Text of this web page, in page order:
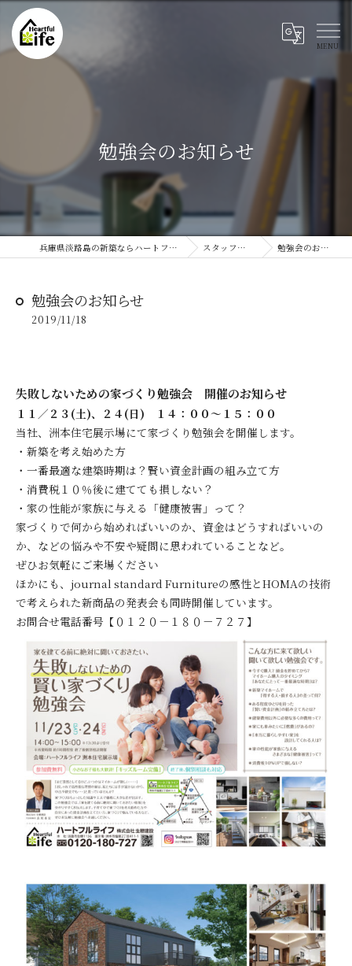
勉強会のお知らせ
兵庫県淡路島の新築ならハートフルライフ スタッフブログ 勉強会のお知らせ
勉強会のお知らせ
2019/11/18
失敗しないための家づくり勉強会 開催のお知らせ
１１／２３(土)、２４(日) １４：００～１５：００
当社、洲本住宅展示場にて家づくり勉強会を開催します。
・新築を考え始めた方
・一番最適な建築時期は？賢い資金計画の組み立て方
・消費税１０％後に建てても損しない？
・家の性能が家族に与える「健康被害」って？
家づくりで何から始めればいいのか、資金はどうすればいいの
か、などの悩みや不安や疑問に思われていることなど。
ぜひお気軽にご来場ください
ほかにも、journal standard Furnitureの感性とHOMAの技術
で考えられた新商品の発表会も同時開催しています。
お問合せ電話番号【０１２０－１８０－７２７】